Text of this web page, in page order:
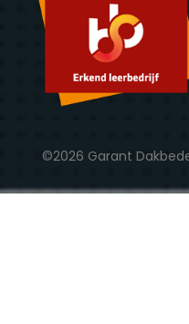
©2026 Garant